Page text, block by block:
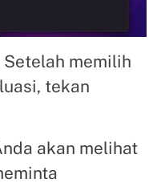
memilih
tekan
akan melihat